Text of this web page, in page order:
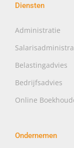
Diensten
Administratie
Belastingadvies
Bedrijfsadvies
Online
Ondernemen